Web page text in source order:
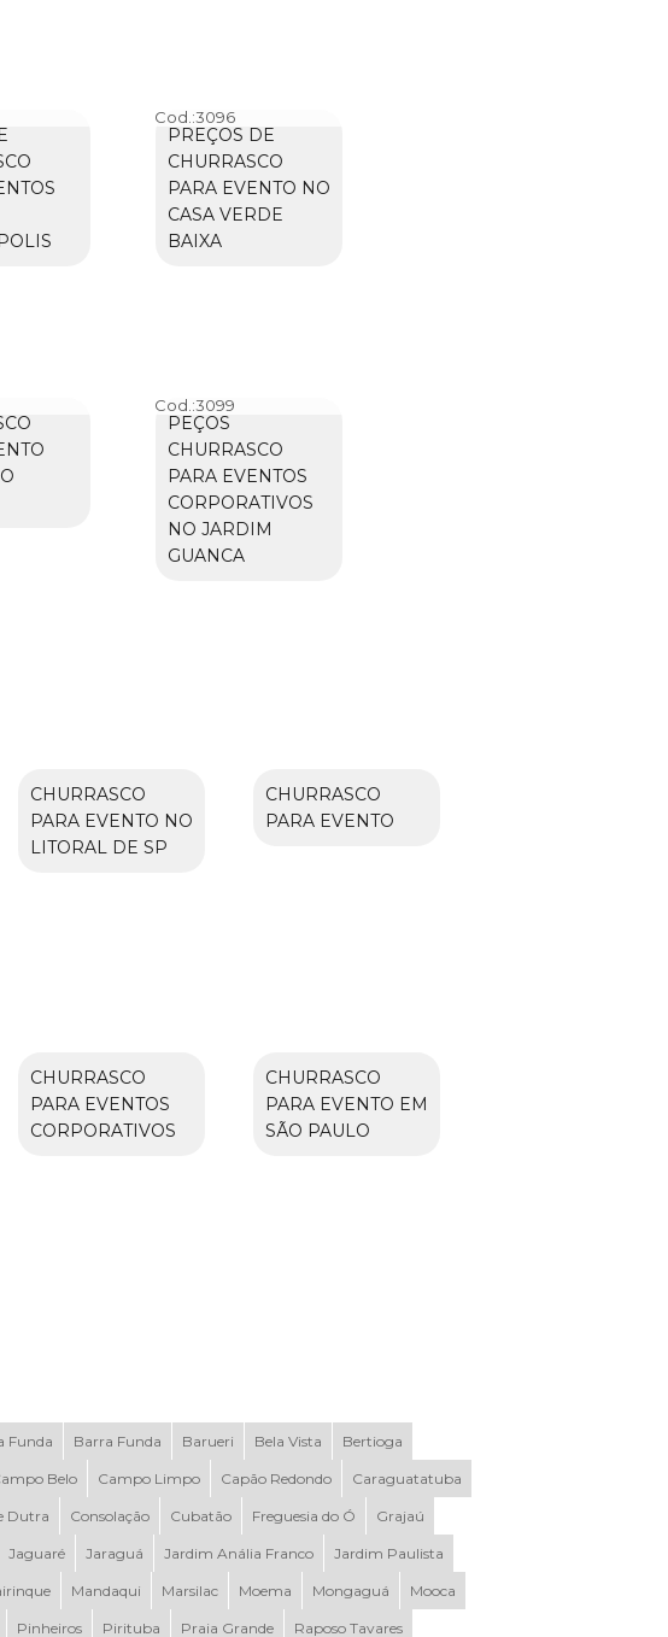
Cod.:3096
PREÇOS DE
CHURRASCO
PARA EVENTO NO
CASA VERDE
BAIXA
Cod.:3099
PEÇOS
CHURRASCO
PARA EVENTOS
CORPORATIVOS
NO JARDIM
GUANCA
CHURRASCO
PARA EVENTO NO
LITORAL DE SP
CHURRASCO
PARA EVENTO
CHURRASCO
PARA EVENTOS
CORPORATIVOS
CHURRASCO
PARA EVENTO EM
SÃO PAULO
Funda Barra Funda Barueri Bela Vista Bertioga
Belo Campo Limpo Capão Redondo Caraguatatuba
Dutra Consolação Cubatão Freguesia do Ó Grajaú
Jaguaré Jaraguá Jardim Anália Franco Jardim Paulista
Mandaqui Marsilac Moema Mongaguá Mooca
Pinheiros Pirituba Praia Grande Raposo Tavares